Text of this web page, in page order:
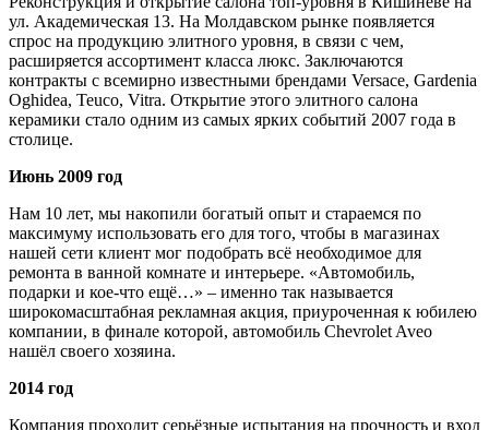
ул. Академическая 13. На Молдавском рынке появляется
спрос на продукцию элитного уровня, в связи с чем,
расширяется ассортимент класса люкс. Заключаются
контракты с всемирно известными брендами Versace, Gardenia
Oghidea, Teuco, Vitra. Открытие этого элитного салона
керамики стало одним из самых ярких событий 2007 года в
столице.
Июнь 2009 год
Нам 10 лет, мы накопили богатый опыт и стараемся по
максимуму использовать его для того, чтобы в магазинах
нашей сети клиент мог подобрать всё необходимое для
ремонта в ванной комнате и интерьере. «Автомобиль,
подарки и кое-что ещё…» – именно так называется
широкомасштабная рекламная акция, приуроченная к юбилею
компании, в финале которой, автомобиль Chevrolet Aveo
нашёл своего хозяина.
2014 год
Компания проходит серьёзные испытания на прочность и вход